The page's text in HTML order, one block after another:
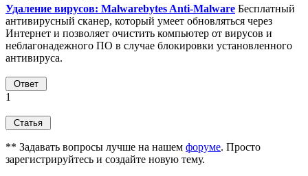
Удаление вирусов: Malwarebytes Anti-Malware Бесплатный
антивирусный сканер, который умеет обновляться через
Интернет и позволяет очистить компьютер от вирусов и
неблагонадежного ПО в случае блокировки установленного
антивируса.
1
** Задавать вопросы лучше на нашем форуме. Просто
зарегистрируйтесь и создайте новую тему.